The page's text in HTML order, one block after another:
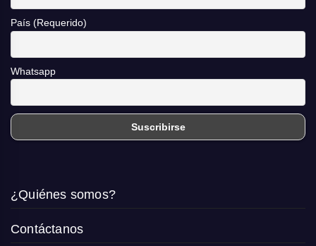
País (Requerido)
Whatsapp
¿Quiénes somos?
Contáctanos